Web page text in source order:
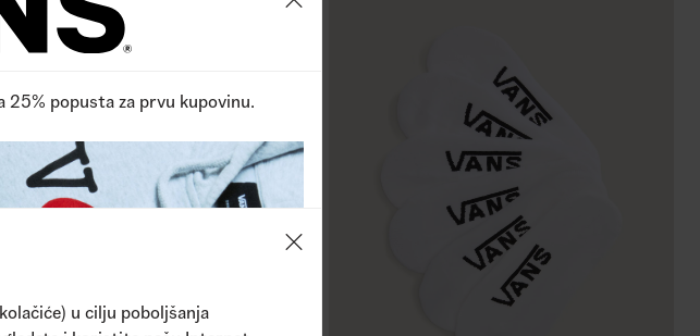
25% popusta za prvu kupovinu.
u cilju poboljšanja